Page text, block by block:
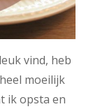
vind, heb
moeilijk
ik opsta en